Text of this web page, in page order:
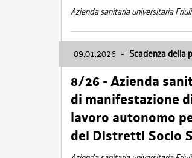
Azienda sanitaria universitaria
09.01.2026 - Scadenza della
8/26 - Azienda
di manifestazione
lavoro autonomo
dei Distretti Socio